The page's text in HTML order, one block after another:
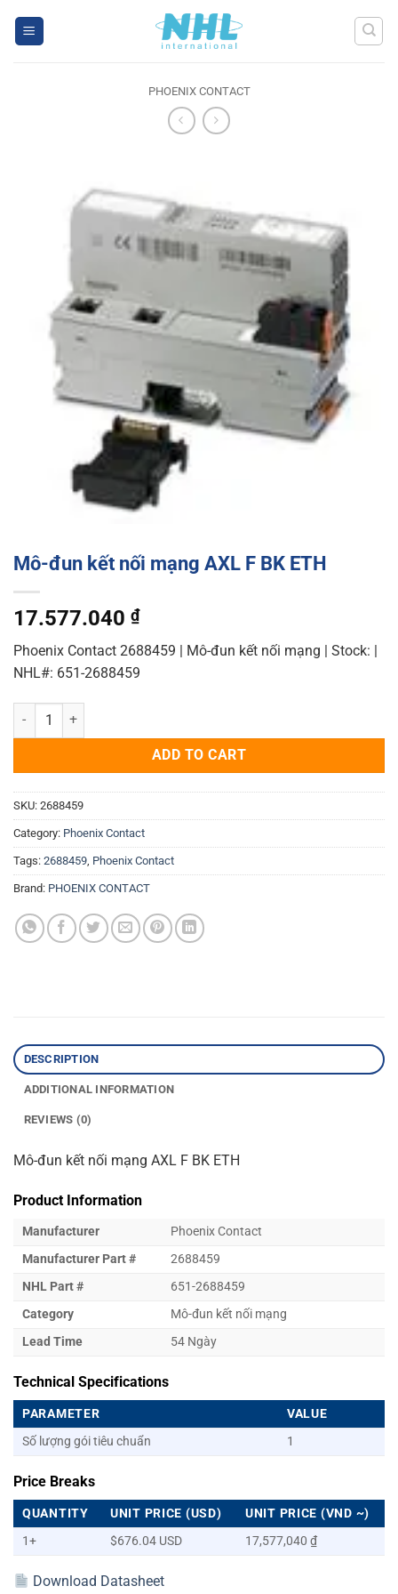
PHOENIX CONTACT
Mô-đun kết nối mạng AXL F BK ETH
17.577.040 ₫
Phoenix Contact 2688459 | Mô-đun kết nối mạng | Stock: |
NHL#: 651-2688459
Mô-đun kết nối mạng AXL F BK ETH quantity
ADD TO CART
SKU: 2688459
Category: Phoenix Contact
Tags: 2688459 Phoenix Contact
Brand: PHOENIX CONTACT
DESCRIPTION
ADDITIONAL INFORMATION
REVIEWS (0)
Mô-đun kết nối mạng AXL F BK ETH
Product Information
Manufacturer
Phoenix Contact
Manufacturer Part #
2688459
NHL Part #
651-2688459
Category
Mô-đun kết nối mạng
Lead Time
54 Ngày
Technical Specifications
PARAMETER
VALUE
Số lượng gói tiêu chuẩn
1
Price Breaks
QUANTITY UNIT PRICE (USD)
UNIT PRICE (VND ~)
1+
$676.04 USD 17,577,040 ₫
Download Datasheet